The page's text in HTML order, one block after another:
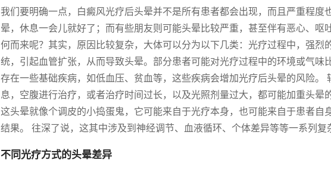
我们要明确一点，白癜风光疗后头晕并不是所有患者都会出现，而且严重程度
晕，休息一会儿就好了；而有些朋友则可能头晕比较严重，甚至伴有恶心、呕
何而来呢？其实，原因比较复杂，大体可以分为以下几类：光疗过程中，强烈
统，引起血管扩张，从而导致头晕。部分患者可能对光疗过程中的环境或气味
存在一些基础疾病，如低血压、贫血等，这些疾病会增加光疗后头晕的风险。
息，空腹进行治疗，或者治疗时间过长，以及光照剂量过大，都可能加重头晕
这头晕就像个调皮的小捣蛋鬼，它可能来自于光疗本身，也可能来自于患者自
结果。 往深了说，这其中涉及到神经调节、血液循环、个体差异等等一系列复
不同光疗方式的头晕差异